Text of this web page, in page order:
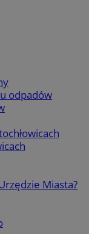
odpadów
Miasta?